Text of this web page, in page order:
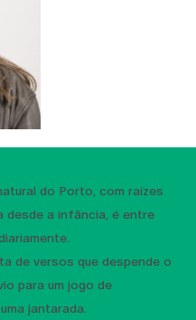
do Porto, com raízes
desde a infância, é entre
de versos que despende o
para um jogo de
jantarada.